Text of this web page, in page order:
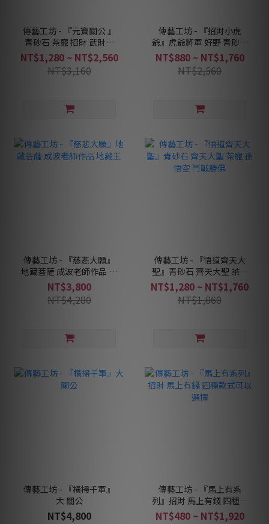
傳藝工坊 - 『元寶關公 』
青砂石 茶寵 招財 武財神
擺飾
NT$1,280 ~ NT$2,560
NT$3,160
傳藝工坊 - 『招財小虎
爺』虎爺將軍 好野 青砂石
塑
NT$880 ~ NT$1,760
NT$2,560
傳藝工坊 - 『慈悲大願』
地藏菩薩 成波老師作品 地
藏王
NT$3,800
NT$4,280
傳藝工坊 - 『悟道齊天大
聖』青砂石 齊天大聖 茶寵
孫悟空 鬥戰勝佛
NT$1,280 ~ NT$1,760
NT$1,860
傳藝工坊 - 『橫掃千軍』
大 關公
NT$4,800
傳藝工坊 - 『馬上有系
列』招財 馬上有錢 四種款
式可以選擇
NT$480 ~ NT$1,920